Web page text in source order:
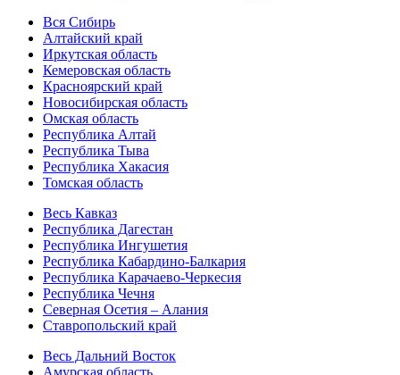
Вся Сибирь
Алтайский край
Иркутская область
Кемеровская область
Красноярский край
Новосибирская область
Омская область
Республика Алтай
Республика Тыва
Республика Хакасия
Томская область
Весь Кавказ
Республика Дагестан
Республика Ингушетия
Республика Кабардино-Балкария
Республика Карачаево-Черкесия
Республика Чечня
Северная Осетия – Алания
Ставропольский край
Весь Дальний Восток
Амурская область